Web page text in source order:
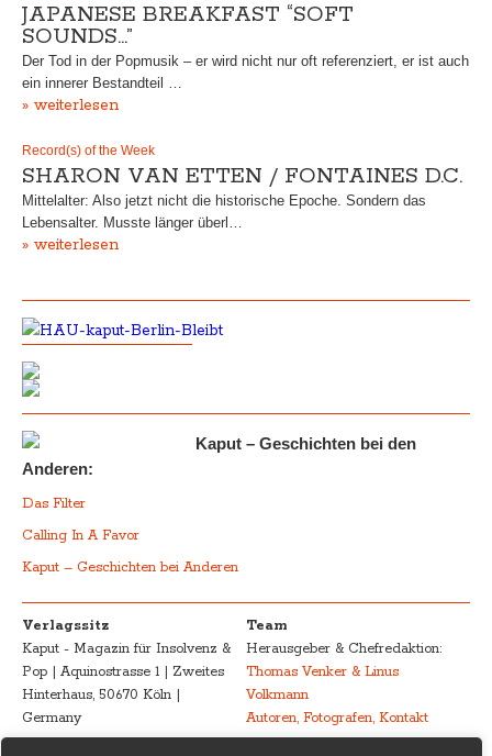
JAPANESE BREAKFAST “SOFT
SOUNDS…”
Der Tod in der Popmusik – er wird nicht nur oft referenziert, er ist auch
ein innerer Bestandteil …
» weiterlesen
Record(s) of the Week
SHARON VAN ETTEN / FONTAINES D.C.
Mittelalter: Also jetzt nicht die historische Epoche. Sondern das
Lebensalter. Musste länger überl…
» weiterlesen
Kaput – Geschichten bei den
Anderen:
Das Filter
Calling In A Favor
Kaput – Geschichten bei Anderen
Verlagssitz
Kaput - Magazin für Insolvenz &
Pop | Aquinostrasse 1 | Zweites
Hinterhaus, 50670 Köln |
Germany
Team
Herausgeber & Chefredaktion:
Thomas Venker & Linus
Volkmann
Autoren, Fotografen, Kontakt